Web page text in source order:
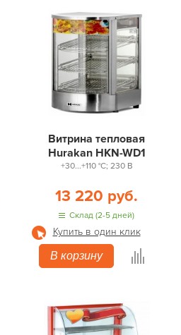
Витрина тепловая
Hurakan HKN-WD1
+30...+110 °С; 230 В
13 220 руб.
Склад (2-5 дней)
Купить в один клик
В корзину